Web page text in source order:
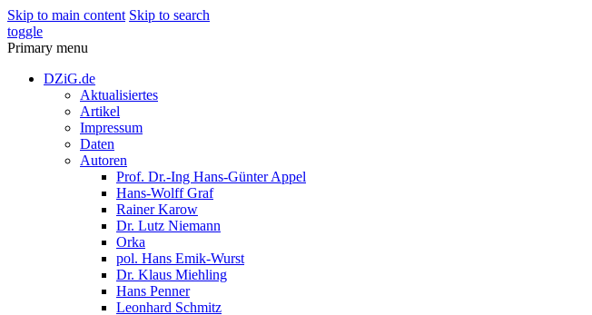
Skip to main content Skip to search
toggle
Primary menu
DZiG.de
Aktualisiertes
Artikel
Impressum
Daten
Autoren
Prof. Dr.-Ing Hans-Günter Appel
Hans-Wolff Graf
Rainer Karow
Dr. Lutz Niemann
Orka
pol. Hans Emik-Wurst
Dr. Klaus Miehling
Hans Penner
Leonhard Schmitz